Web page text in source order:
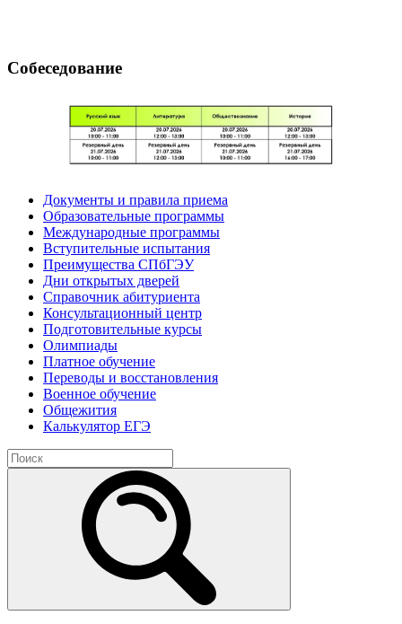
Собеседование
Документы и правила приема
Образовательные программы
Международные программы
Вступительные испытания
Преимущества СПбГЭУ
Дни открытых дверей
Справочник абитуриента
Консультационный центр
Подготовительные курсы
Олимпиады
Платное обучение
Переводы и восстановления
Военное обучение
Общежития
Калькулятор ЕГЭ